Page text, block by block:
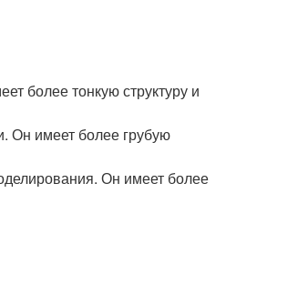
более тонкую структуру и
Он имеет более грубую
Он имеет более